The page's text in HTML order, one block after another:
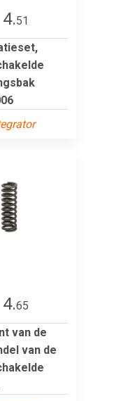
51
65
van de
van de